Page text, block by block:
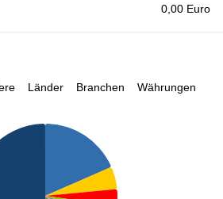
0,00 Euro
Länder Branchen Währungen